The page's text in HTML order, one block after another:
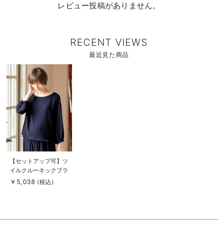
レビュー投稿がありません。
RECENT VIEWS
最近見た商品
商
詳
る
商
品
詳
を
【セットアップ可】ツ
イルクルーネックブラ
ウス マタニティ・授
￥5,038 (税込)